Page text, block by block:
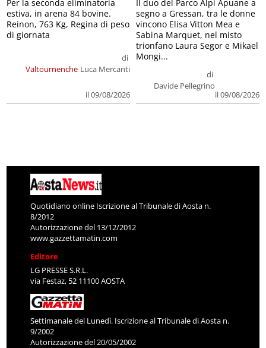
Valtournenche
di
Luca Mercanti
il 09/08/2026
Per la seconda eliminatoria
estiva, in arena 84 bovine.
Reinon, 763 Kg, Regina di peso
di giornata
di
Davide Pellegrino
il 09/08/2026
Il duo del Parco Alpi Apuane a
segno a Gressan, tra le donne
vincono Elisa Vitton Mea e
Sabina Marquet, nel misto
trionfano Laura Segor e Mikael
Mongi...
Quotidiano online Iscrizione al Tribunale di Aosta n.
8/2012
Autorizzazione del 13/12/2012
www.gazzettamatin.com
Editore
LG PRESSE S.R.L.
via Festaz, 52 11100 AOSTA
Settimanale del Lunedì. Iscrizione al Tribunale di Aosta n.
9/2002
Autorizzazione del 20/05/2002